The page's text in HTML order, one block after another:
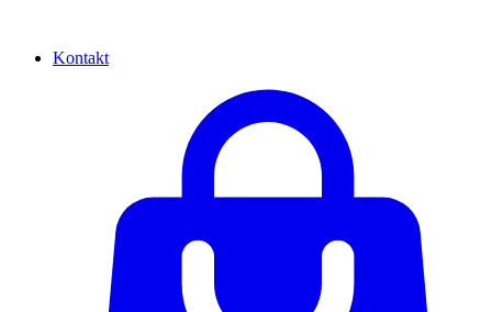
Kontakt